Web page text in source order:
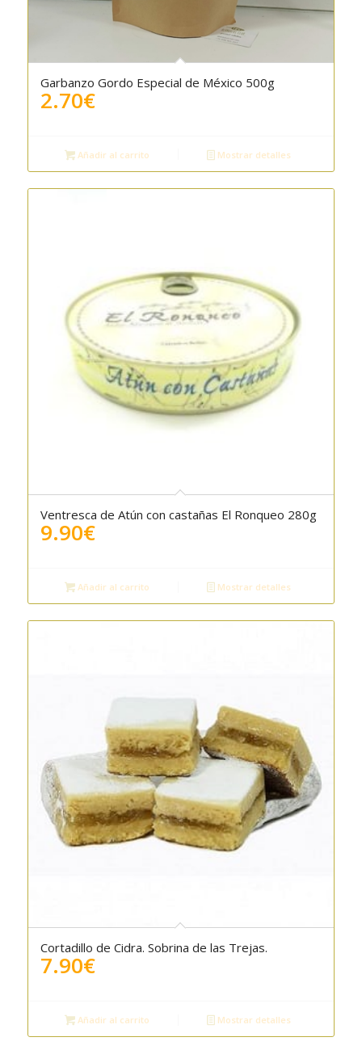
Garbanzo Gordo Especial de México 500g
2.70€
Añadir al carrito Mostrar detalles
Ventresca de Atún con castañas El Ronqueo 280g
9.90€
Añadir al carrito Mostrar detalles
Cortadillo de Cidra. Sobrina de las Trejas.
7.90€
Añadir al carrito Mostrar detalles